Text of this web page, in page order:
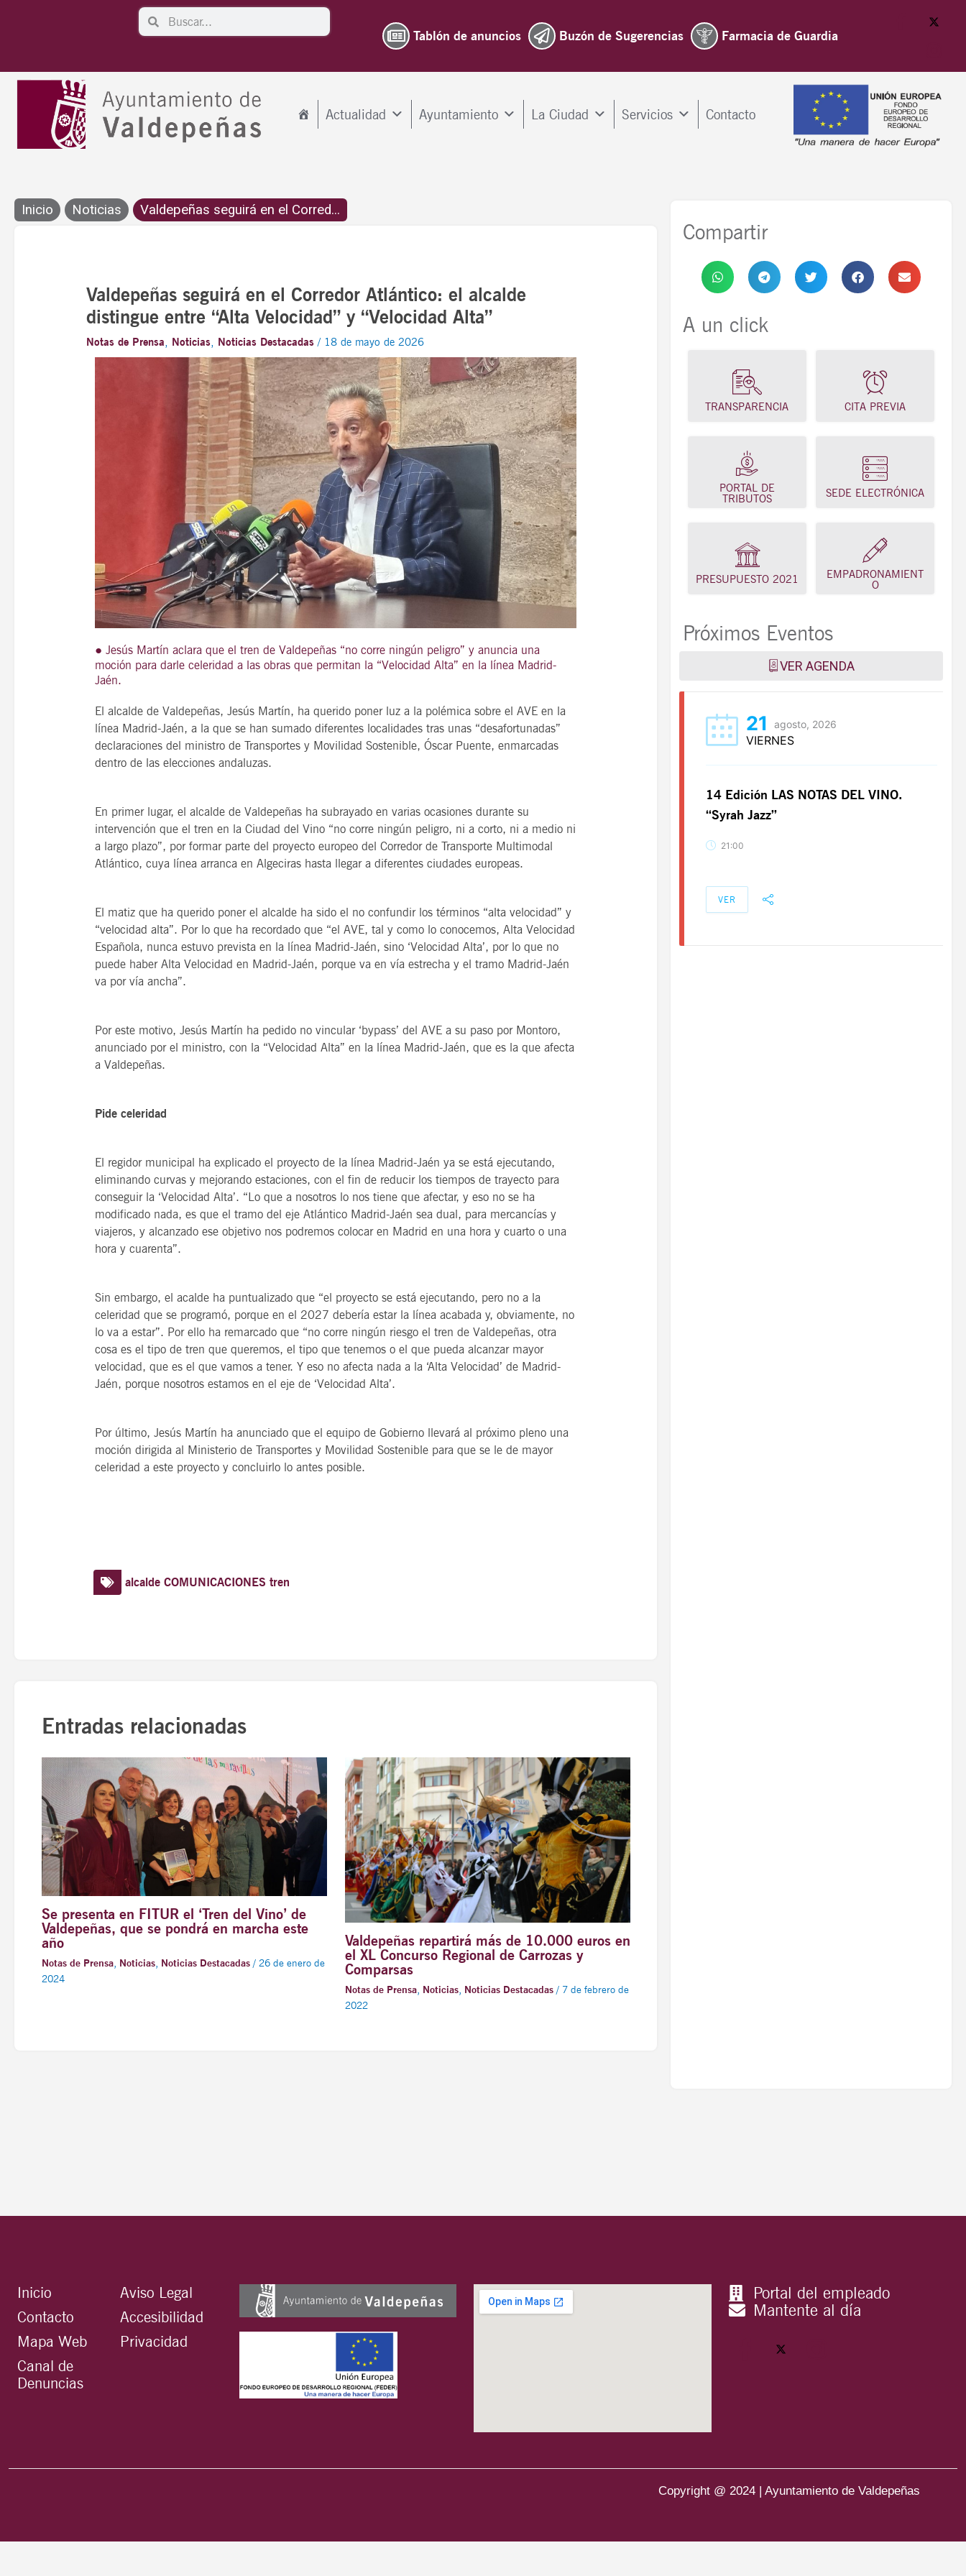
SearchSearch
Tablón de anuncios Buzón de Sugerencias Farmacia de Guardia
Actualidad Ayuntamiento La Ciudad Servicios Contacto
Inicio Noticias Valdepeñas seguirá en el Corred...
Valdepeñas seguirá en el Corredor Atlántico: el alcalde
distingue entre “Alta Velocidad” y “Velocidad Alta”
Notas de Prensa, Noticias, Noticias Destacadas / 18 de mayo de 2026
● Jesús Martín aclara que el tren de Valdepeñas “no corre ningún peligro” y anuncia una
moción para darle celeridad a las obras que permitan la “Velocidad Alta” en la línea Madrid-
Jaén.
El alcalde de Valdepeñas, Jesús Martín, ha querido poner luz a la polémica sobre el AVE en la
línea Madrid-Jaén, a la que se han sumado diferentes localidades tras unas “desafortunadas”
declaraciones del ministro de Transportes y Movilidad Sostenible, Óscar Puente, enmarcadas
dentro de las elecciones andaluzas.
En primer lugar, el alcalde de Valdepeñas ha subrayado en varias ocasiones durante su
intervención que el tren en la Ciudad del Vino “no corre ningún peligro, ni a corto, ni a medio ni
a largo plazo”, por formar parte del proyecto europeo del Corredor de Transporte Multimodal
Atlántico, cuya línea arranca en Algeciras hasta llegar a diferentes ciudades europeas.
El matiz que ha querido poner el alcalde ha sido el no confundir los términos “alta velocidad” y
“velocidad alta”. Por lo que ha recordado que “el AVE, tal y como lo conocemos, Alta Velocidad
Española, nunca estuvo prevista en la línea Madrid-Jaén, sino ‘Velocidad Alta’, por lo que no
puede haber Alta Velocidad en Madrid-Jaén, porque va en vía estrecha y el tramo Madrid-Jaén
va por vía ancha”.
Por este motivo, Jesús Martín ha pedido no vincular ‘bypass’ del AVE a su paso por Montoro,
anunciado por el ministro, con la “Velocidad Alta” en la línea Madrid-Jaén, que es la que afecta
a Valdepeñas.
Pide celeridad
El regidor municipal ha explicado el proyecto de la línea Madrid-Jaén ya se está ejecutando,
eliminando curvas y mejorando estaciones, con el fin de reducir los tiempos de trayecto para
conseguir la ‘Velocidad Alta’. “Lo que a nosotros lo nos tiene que afectar, y eso no se ha
modificado nada, es que el tramo del eje Atlántico Madrid-Jaén sea dual, para mercancías y
viajeros, y alcanzado ese objetivo nos podremos colocar en Madrid en una hora y cuarto o una
hora y cuarenta”.
Sin embargo, el acalde ha puntualizado que “el proyecto se está ejecutando, pero no a la
celeridad que se programó, porque en el 2027 debería estar la línea acabada y, obviamente, no
lo va a estar”. Por ello ha remarcado que “no corre ningún riesgo el tren de Valdepeñas, otra
cosa es el tipo de tren que queremos, el tipo que tenemos o el que pueda alcanzar mayor
velocidad, que es el que vamos a tener. Y eso no afecta nada a la ‘Alta Velocidad’ de Madrid-
Jaén, porque nosotros estamos en el eje de ‘Velocidad Alta’.
Por último, Jesús Martín ha anunciado que el equipo de Gobierno llevará al próximo pleno una
moción dirigida al Ministerio de Transportes y Movilidad Sostenible para que se le de mayor
celeridad a este proyecto y concluirlo lo antes posible.
alcalde COMUNICACIONES tren
Entradas relacionadas
Se presenta en FITUR el ‘Tren del Vino’ de
Valdepeñas, que se pondrá en marcha este
año
Notas de Prensa, Noticias, Noticias Destacadas/ 26 de enero de
2024
Valdepeñas repartirá más de 10.000 euros en
el XL Concurso Regional de Carrozas y
Comparsas
Notas de Prensa, Noticias, Noticias Destacadas/ 7 de febrero de
2022
Compartir
A un click
TRANSPARENCIA CITA PREVIA
PORTAL DE
TRIBUTOS
SEDE ELECTRÓNICA
PRESUPUESTO 2021
EMPADRONAMIENT
O
Próximos Eventos
VER AGENDA
21 agosto, 2026
VIERNES
“Syrah Jazz”
21:00
21 agosto, 2026
VIERNES
“Syrah Jazz”
21:00
21 agosto, 2026
VIERNES
14 Edición LAS NOTAS DEL VINO.
“Syrah Jazz”
21:00
VER
Inicio
Contacto
Mapa Web
Canal de
Denuncias
Aviso Legal
Accesibilidad
Privacidad
Portal del empleado
Mantente al día
Copyright @ 2024 | Ayuntamiento de Valdepeñas